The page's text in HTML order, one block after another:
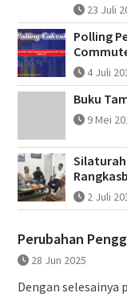
23 Juli
Polling
4 Juli
Buku
9 Mei
2 Juli
Perubahan
28 Jun 2025
Dengan selesainya